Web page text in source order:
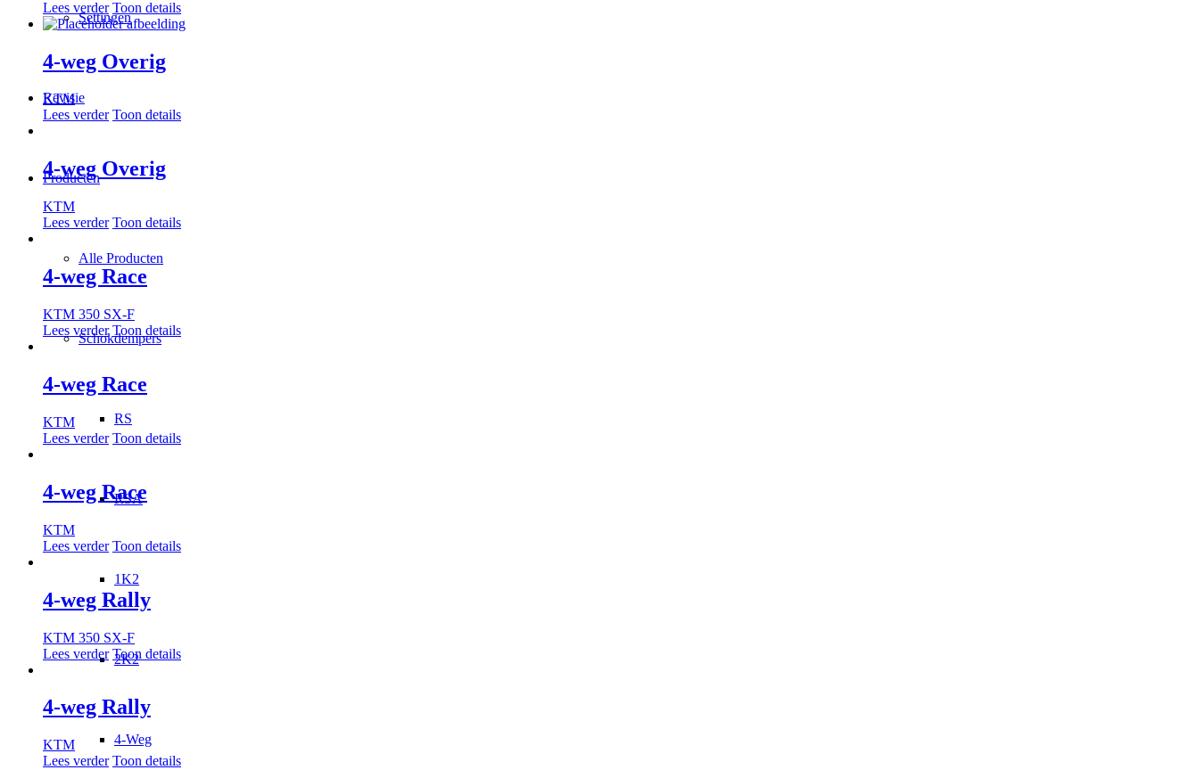
Settingen
Revisie
Producten
Alle Producten
Schokdempers
RS
RSA
1K2
2K2
4-Weg
Lees verder Toon details
4-weg Overig
KTM
Lees verder Toon details
4-weg Overig
KTM
Lees verder Toon details
4-weg Race
KTM 350 SX-F
Lees verder Toon details
4-weg Race
KTM
Lees verder Toon details
4-weg Race
KTM
Lees verder Toon details
4-weg Rally
KTM 350 SX-F
Lees verder Toon details
4-weg Rally
KTM
Lees verder Toon details